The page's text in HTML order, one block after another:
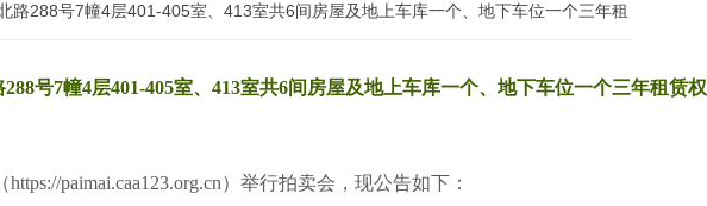
号7幢4层401-405室、413室共6间房屋及地上车库一个、地下车位一个三年租赁权
paimai.caa123.org.cn）举行拍卖会，现公告如下：
路288号7幢4层401-405室、413室共6间房屋及地上车库一个、地下车位一个三年租